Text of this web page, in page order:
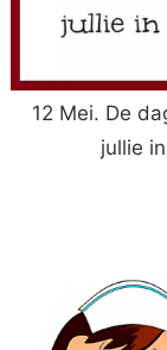
12 Mei. De
jullie